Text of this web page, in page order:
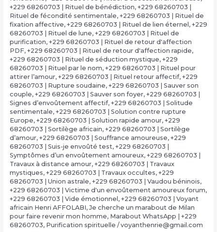
+229 68260703 | Rituel de bénédiction, +229 68260703 |
Rituel de fécondité sentimentale, +229 68260703 | Rituel de
fixation affective, +229 68260703 | Rituel de lien éternel , +229
68260703 | Rituel de lune, +229 68260703 | Rituel de
purification, +229 68260703 | Rituel de retour d'affection
PDF, +229 68260703 | Rituel de retour d'affection rapide,
+229 68260703 | Rituel de séduction mystique, +229
68260703 | Rituel par le nom, +229 68260703 | Rituel pour
attirer l’amour, +229 68260703 | Rituel retour affectif, +229
68260703 | Rupture soudaine, +229 68260703 | Sauver son
couple, +229 68260703 | Sauver son foyer, +229 68260703 |
Signes d’envoûtement affectif, +229 68260703 | Solitude
sentimentale, +229 68260703 | Solution contre rupture
Europe, +229 68260703 | Solution rapide amour, +229
68260703 | Sortilège africain, +229 68260703 | Sortilège
d’amour, +229 68260703 | Souffrance amoureuse, +229
68260703 | Suis-je envoûté test, +229 68260703 |
Symptômes d’un envoûtement amoureux, +229 68260703 |
Travaux à distance amour, +229 68260703 | Travaux
mystiques, +229 68260703 | Travaux occultes, +229
68260703 | Union astrale, +229 68260703 | Vaudou béninois,
+229 68260703 | Victime d'un envoûtement amoureux forum,
+229 68260703 | Vide émotionnel , +229 68260703 | Voyant
africain Henri AFFOLABI, Je cherche un marabout de Milan
pour faire revenir mon homme, Marabout WhatsApp | +229
68260703, Purification spirituelle /voyanthenrie@gmail.com